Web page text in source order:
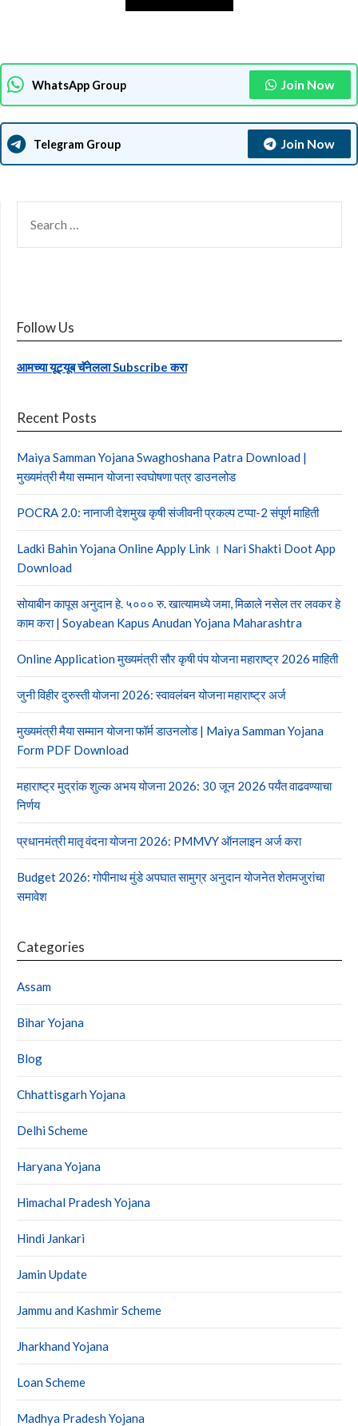
WhatsApp Group Join Now
Telegram Group Join Now
FOR:
Follow Us
आमच्या यूट्यूब चॅनेलला Subscribe करा
Recent Posts
Maiya Samman Yojana Swaghoshana Patra Download |
मुख्यमंत्री मैया सम्मान योजना स्वघोषणा पत्र डाउनलोड
POCRA 2.0: नानाजी देशमुख कृषी संजीवनी प्रकल्प टप्पा-2 संपूर्ण माहिती
Ladki Bahin Yojana Online Apply Link । Nari Shakti Doot App
Download
सोयाबीन कापूस अनुदान हे. ५००० रु. खात्यामध्ये जमा, मिळाले नसेल तर लवकर हे
काम करा | Soyabean Kapus Anudan Yojana Maharashtra
Online Application मुख्यमंत्री सौर कृषी पंप योजना महाराष्ट्र 2026 माहिती
जुनी विहीर दुरुस्ती योजना 2026: स्वावलंबन योजना महाराष्ट्र अर्ज
मुख्यमंत्री मैया सम्मान योजना फॉर्म डाउनलोड | Maiya Samman Yojana
Form PDF Download
महाराष्ट्र मुद्रांक शुल्क अभय योजना 2026: 30 जून 2026 पर्यंत वाढवण्याचा
निर्णय
प्रधानमंत्री मातृ वंदना योजना 2026: PMMVY ऑनलाइन अर्ज करा
Budget 2026: गोपीनाथ मुंडे अपघात सामुग्र अनुदान योजनेत शेतमजुरांचा
समावेश
Categories
Assam
Bihar Yojana
Blog
Chhattisgarh Yojana
Delhi Scheme
Haryana Yojana
Himachal Pradesh Yojana
Hindi Jankari
Jamin Update
Jammu and Kashmir Scheme
Jharkhand Yojana
Loan Scheme
Madhya Pradesh Yojana